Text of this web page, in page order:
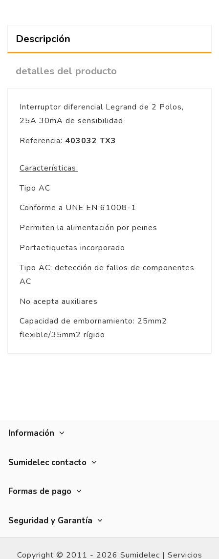
Descripción
detalles del producto
Interruptor diferencial Legrand de 2 Polos,
25A 30mA de sensibilidad
Referencia: 403032 TX3
Características:
Tipo AC
Conforme a UNE EN 61008-1
Permiten la alimentación por peines
Portaetiquetas incorporado
Tipo AC: detección de fallos de componentes
AC
No acepta auxiliares
Capacidad de embornamiento: 25mm2
flexible/35mm2 rígido
Información
Sumidelec contacto
Formas de pago
Seguridad y Garantía
Copyright © 2011 - 2026 Sumidelec | Servicios